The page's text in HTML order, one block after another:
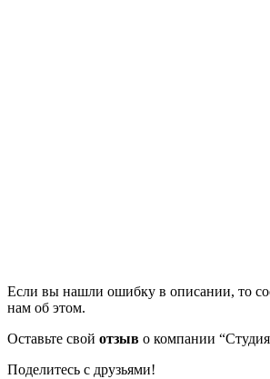
Если вы нашли ошибку в описании, то
нам об этом.
Оставьте свой отзыв о компании
Поделитесь с друзьями!